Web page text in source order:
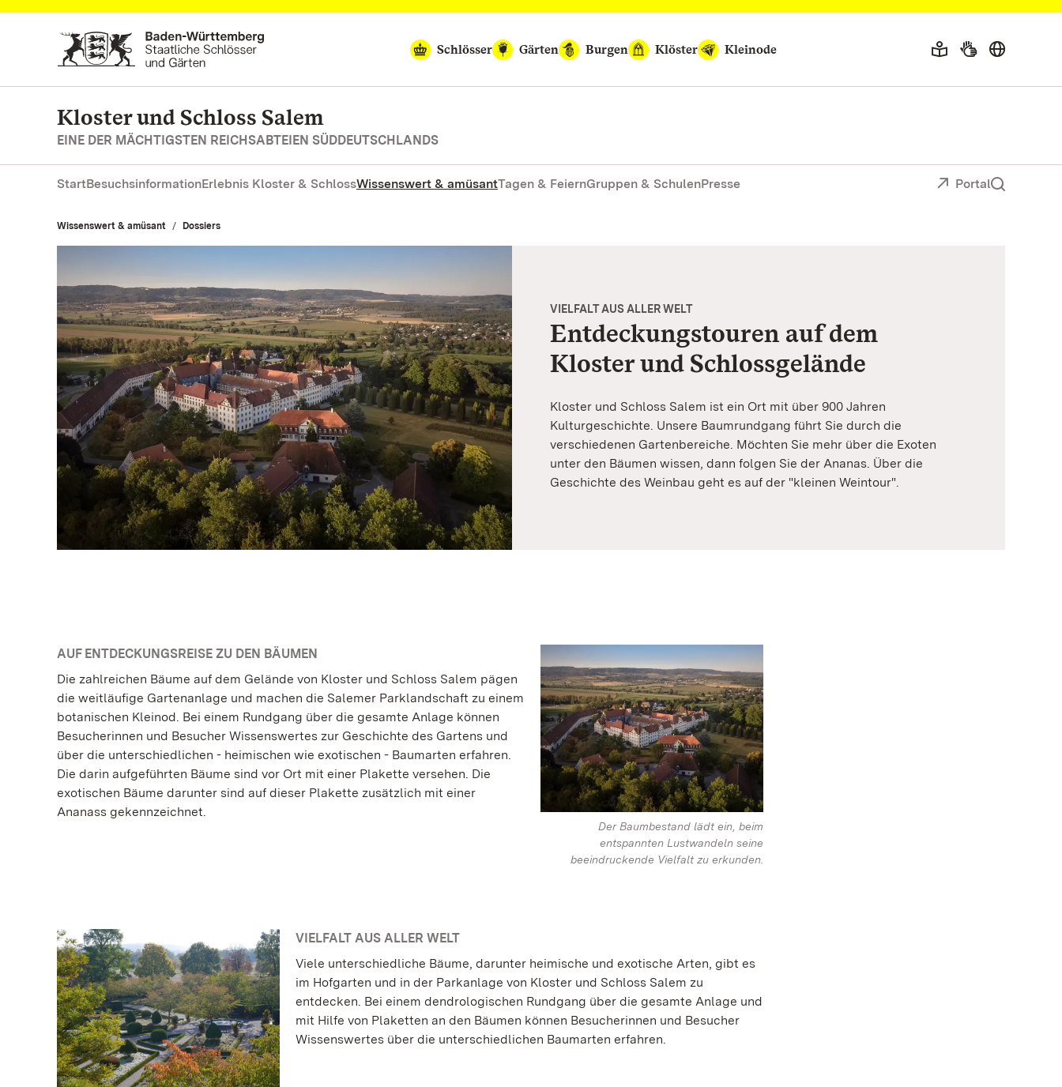
Zum Hauptinhalt springen
Schlösser
Gärten Burgen Klöster Kleinode
Kloster und Schloss Salem
EINE DER MÄCHTIGSTEN REICHSABTEIEN SÜDDEUTSCHLANDS
StartBesuchsinformationErlebnis Kloster & SchlossWissenswert & amüsantTagen & FeiernGruppen & SchulenPresse Portal
Wissenswert & amüsant Dossiers
VIELFALT AUS ALLER WELT
Entdeckungstouren auf dem
Kloster und Schlossgelände
Kloster und Schloss Salem ist ein Ort mit über 900 Jahren
Kulturgeschichte. Unsere Baumrundgang führt Sie durch die
verschiedenen Gartenbereiche. Möchten Sie mehr über die Exoten
unter den Bäumen wissen, dann folgen Sie der Ananas. Über die
Geschichte des Weinbau geht es auf der "kleinen Weintour".
Der Baumbestand lädt ein, beim
entspannten Lustwandeln seine
beeindruckende Vielfalt zu erkunden.
AUF ENTDECKUNGSREISE ZU DEN BÄUMEN
Die zahlreichen Bäume auf dem Gelände von Kloster und Schloss Salem pägen
die weitläufige Gartenanlage und machen die Salemer Parklandschaft zu einem
botanischen Kleinod. Bei einem Rundgang über die gesamte Anlage können
Besucherinnen und Besucher Wissenswertes zur Geschichte des Gartens und
über die unterschiedlichen - heimischen wie exotischen - Baumarten erfahren.
Die darin aufgeführten Bäume sind vor Ort mit einer Plakette versehen. Die
exotischen Bäume darunter sind auf dieser Plakette zusätzlich mit einer
Ananass gekennzeichnet.
VIELFALT AUS ALLER WELT
Viele unterschiedliche Bäume, darunter heimische und exotische Arten, gibt es
im Hofgarten und in der Parkanlage von Kloster und Schloss Salem zu
entdecken. Bei einem dendrologischen Rundgang über die gesamte Anlage und
mit Hilfe von Plaketten an den Bäumen können Besucherinnen und Besucher
Wissenswertes über die unterschiedlichen Baumarten erfahren.